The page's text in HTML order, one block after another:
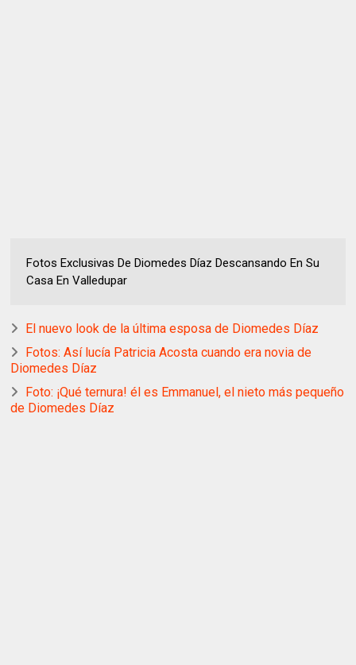
Fotos Exclusivas De Diomedes Díaz Descansando En Su
Casa En Valledupar
El nuevo look de la última esposa de Diomedes Díaz
Fotos: Así lucía Patricia Acosta cuando era novia de
Diomedes Díaz
Foto: ¡Qué ternura! él es Emmanuel, el nieto más pequeño
de Diomedes Díaz